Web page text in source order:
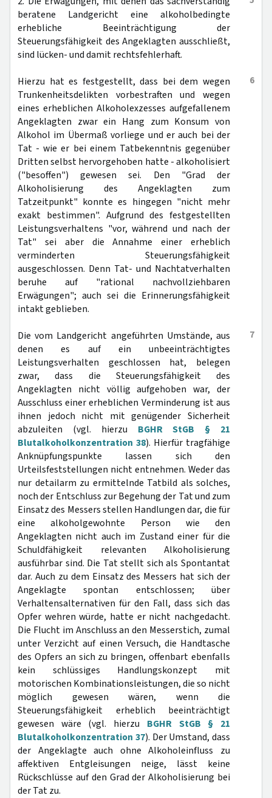
beratene Landgericht eine alkoholbedingte
erhebliche Beeinträchtigung der
Steuerungsfähigkeit des Angeklagten ausschließt,
sind lücken- und damit rechtsfehlerhaft.
6
Hierzu hat es festgestellt, dass bei dem wegen
Trunkenheitsdelikten vorbestraften und wegen
eines erheblichen Alkoholexzesses aufgefallenem
Angeklagten zwar ein Hang zum Konsum von
Alkohol im Übermaß vorliege und er auch bei der
Tat - wie er bei einem Tatbekenntnis gegenüber
Dritten selbst hervorgehoben hatte - alkoholisiert
("besoffen") gewesen sei. Den "Grad der
Alkoholisierung des Angeklagten zum
Tatzeitpunkt" konnte es hingegen "nicht mehr
exakt bestimmen". Aufgrund des festgestellten
Leistungsverhaltens "vor, während und nach der
Tat" sei aber die Annahme einer erheblich
verminderten Steuerungsfähigkeit
ausgeschlossen. Denn Tat- und Nachtatverhalten
beruhe auf "rational nachvollziehbaren
Erwägungen"; auch sei die Erinnerungsfähigkeit
intakt geblieben.
7
Die vom Landgericht angeführten Umstände, aus
denen es auf ein unbeeinträchtigtes
Leistungsverhalten geschlossen hat, belegen
zwar, dass die Steuerungsfähigkeit des
Angeklagten nicht völlig aufgehoben war, der
Ausschluss einer erheblichen Verminderung ist aus
ihnen jedoch nicht mit genügender Sicherheit
abzuleiten (vgl. hierzu BGHR StGB § 21
Blutalkoholkonzentration 38). Hierfür tragfähige
Anknüpfungspunkte lassen sich den
Urteilsfeststellungen nicht entnehmen. Weder das
nur detailarm zu ermittelnde Tatbild als solches,
noch der Entschluss zur Begehung der Tat und zum
Einsatz des Messers stellen Handlungen dar, die für
eine alkoholgewohnte Person wie den
Angeklagten nicht auch im Zustand einer für die
Schuldfähigkeit relevanten Alkoholisierung
ausführbar sind. Die Tat stellt sich als Spontantat
dar. Auch zu dem Einsatz des Messers hat sich der
Angeklagte spontan entschlossen; über
Verhaltensalternativen für den Fall, dass sich das
Opfer wehren würde, hatte er nicht nachgedacht.
Die Flucht im Anschluss an den Messerstich, zumal
unter Verzicht auf einen Versuch, die Handtasche
des Opfers an sich zu bringen, offenbart ebenfalls
kein schlüssiges Handlungskonzept mit
motorischen Kombinationsleistungen, die so nicht
möglich gewesen wären, wenn die
Steuerungsfähigkeit erheblich beeinträchtigt
gewesen wäre (vgl. hierzu BGHR StGB § 21
Blutalkoholkonzentration 37). Der Umstand, dass
der Angeklagte auch ohne Alkoholeinfluss zu
affektiven Entgleisungen neige, lässt keine
Rückschlüsse auf den Grad der Alkoholisierung bei
der Tat zu.